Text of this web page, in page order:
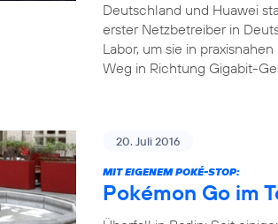
Deutschland und Huawei
erster Netzbetreiber in
Labor, um sie in
Weg in Richtung Gigabit-
20. Juli 2016
MIT EIGENEM POKÉ-STOP:
Pokémon Go im